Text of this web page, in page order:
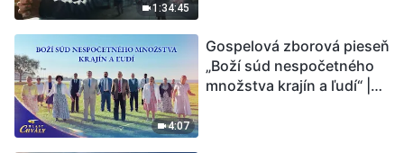
1:34:45
Ľudstvu sa začína
odpočítavať čas. Našli ste
spôsob, ako prežiť?
4:07
Gospelová zborová pieseň
„Boží súd nespočetného
množstva krajín a ľudí“ |